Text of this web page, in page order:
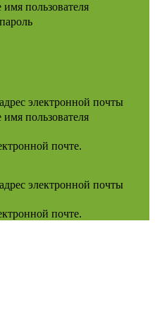
пользователя
электронной почты
пользователя
почте.
электронной почты
почте.